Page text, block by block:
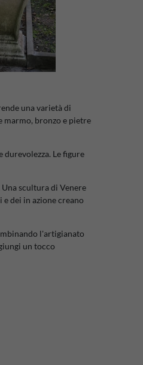
una varietà di
marmo, bronzo e pietre
Le figure
scultura di Venere
dei in azione creano
l'artigianato
un tocco